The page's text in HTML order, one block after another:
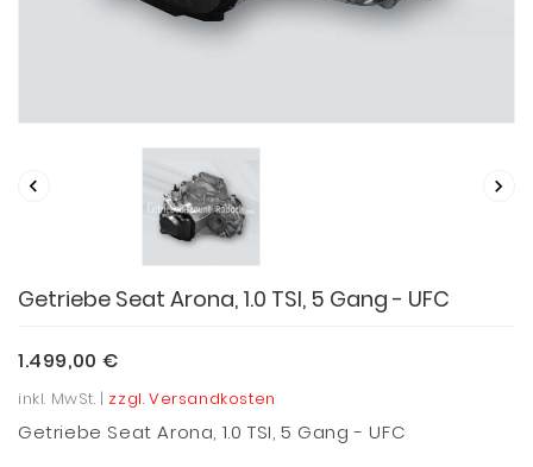
 
Getriebe Seat Arona, 1.0 TSI, 5 Gang - UFC
1.499,00 €
inkl. MwSt. | zzgl. Versandkosten
Getriebe Seat Arona, 1.0 TSI, 5 Gang - UFC